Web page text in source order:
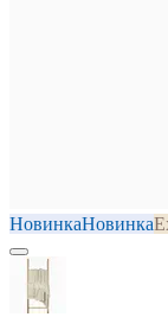
НовинкаНовинка